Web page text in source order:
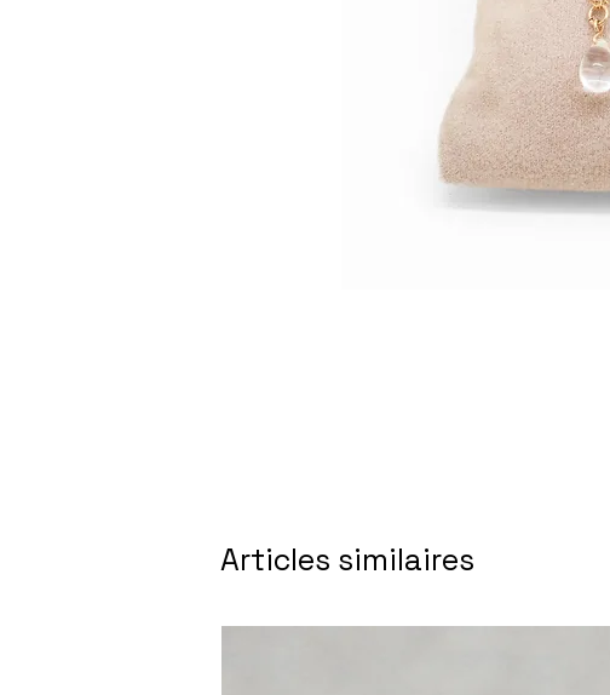
Articles similaires